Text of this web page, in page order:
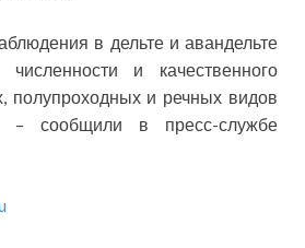
в дельте и авандельте
и качественного
полупроходных и речных видов
– сообщили в пресс-службе